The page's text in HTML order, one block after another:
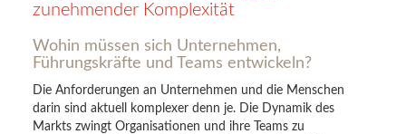
zunehmender Komplexität
Wohin müssen sich Unternehmen,
Führungskräfte und Teams entwickeln?
Die Anforderungen an Unternehmen und die Menschen
darin sind aktuell komplexer denn je. Die Dynamik des
Markts zwingt Organisationen und ihre Teams zu